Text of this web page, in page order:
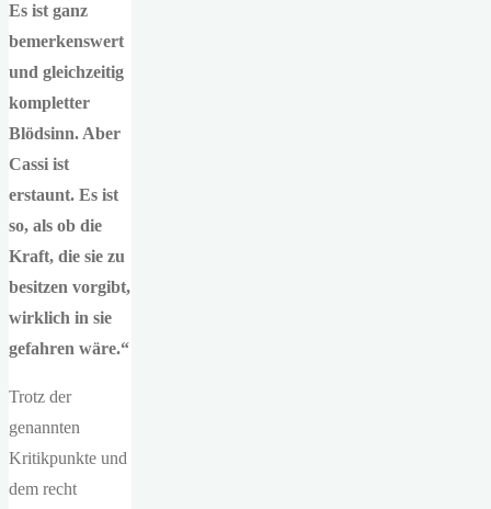
Es ist ganz
bemerkenswert
und gleichzeitig
kompletter
Blödsinn. Aber
Cassi ist
erstaunt. Es ist
so, als ob die
Kraft, die sie zu
besitzen vorgibt,
wirklich in sie
gefahren wäre.“
Trotz der
genannten
Kritikpunkte und
dem recht